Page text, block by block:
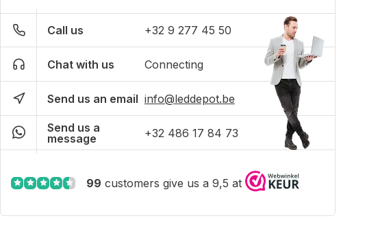
Call us +32 9 277 45 50
Chat with us Connecting
Send us an email info@leddepot.be
Send us a
message
+32 486 17 84 73
99 customers give us a 9,5 at